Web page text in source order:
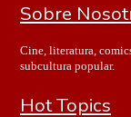
Sobre
Cine, literatura,
subcultura popular.
Hot Topics